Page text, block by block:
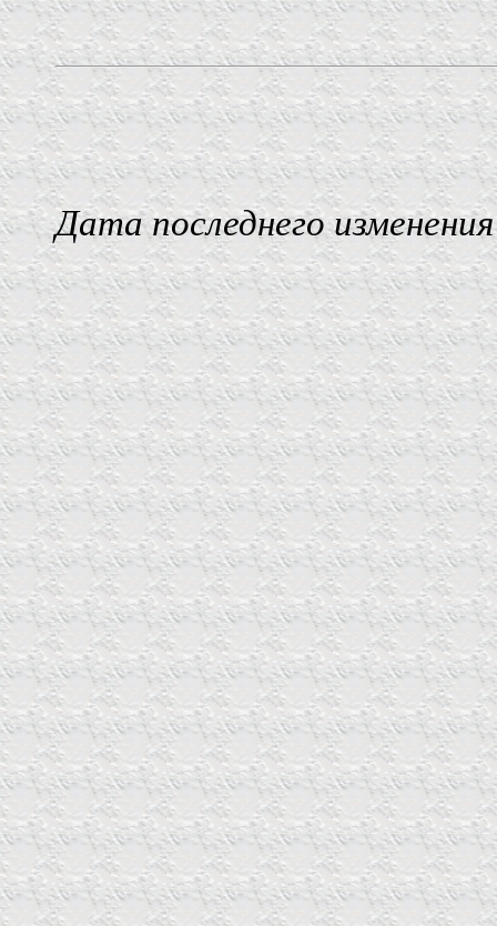
Дата последнего